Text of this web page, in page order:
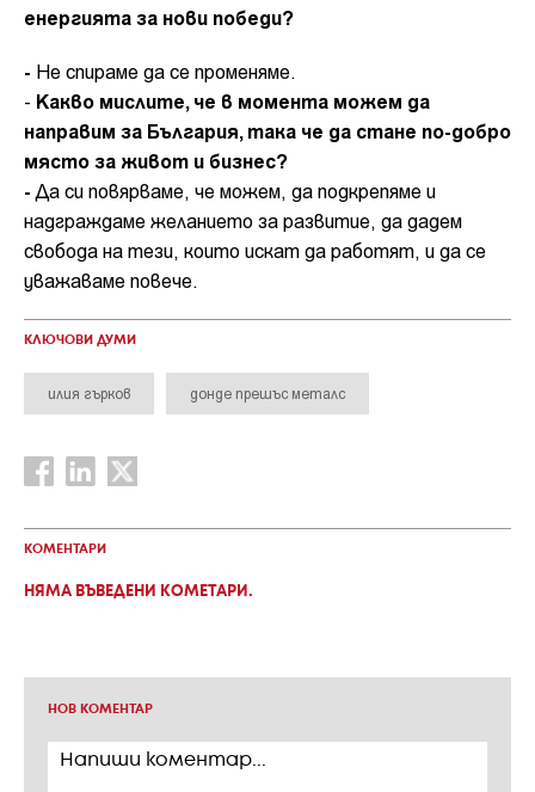
енергията за нови победи?
- Не спираме да се променяме.
- Какво мислите, че в момента можем да
направим за България, така че да стане по-добро
място за живот и бизнес?
-Да си повярваме, че можем, да подкрепяме и
надграждаме желанието за развитие, да дадем
свобода на тези, които искат да работят, и да се
уважаваме повече.
КЛЮЧОВИ ДУМИ
илия гърков донде прешъс металс
КОМЕНТАРИ
НЯМА ВЪВЕДЕНИ КОМЕТАРИ.
НОВ КОМЕНТАР